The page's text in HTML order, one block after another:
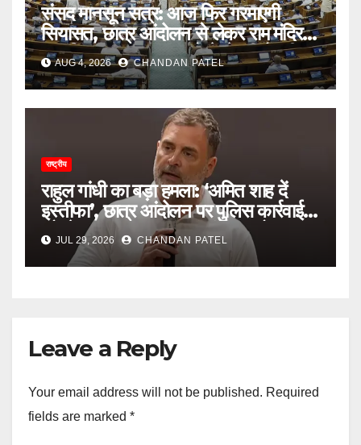
संसद मानसून सत्र: आज फिर गरमाएगी
सियासत, छात्र आंदोलन से लेकर राम मंदिर
दान विवाद तक सरकार को घेरने की तैयारी
AUG 4, 2026 CHANDAN PATEL
राष्ट्रीय
राहुल गांधी का बड़ा हमला: ‘अमित शाह दें
इस्तीफा’, छात्र आंदोलन पर पुलिस कार्रवाई
को लेकर सरकार पर लगाए गंभीर आरोप
JUL 29, 2026 CHANDAN PATEL
Leave a Reply
Your email address will not be published. Required
fields are marked *